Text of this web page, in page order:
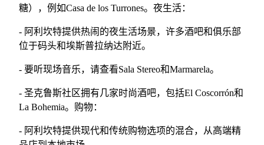
糖），例如Casa de los Turrones。夜生活：
- 阿利坎特提供热闹的夜生活场景，许多酒吧和俱乐部
位于码头和埃斯普拉纳达附近。
- 要听现场音乐，请查看Sala Stereo和Marmarela。
- 圣克鲁斯社区拥有几家时尚酒吧，包括El Coscorrón和
La Bohemia。购物：
- 阿利坎特提供现代和传统购物选项的混合，从高端精